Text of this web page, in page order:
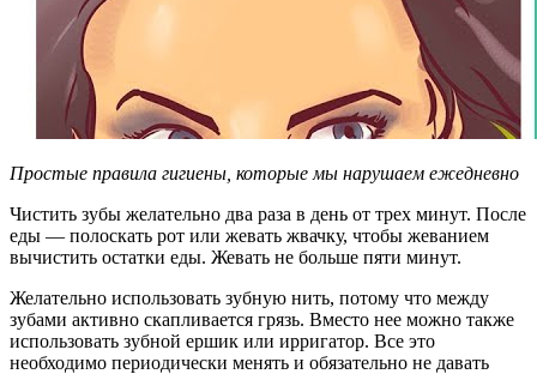
Простые правила гигиены, которые мы нарушаем ежедневно
Чистить зубы желательно два раза в день от трех минут. После
еды ― полоскать рот или жевать жвачку, чтобы жеванием
вычистить остатки еды. Жевать не больше пяти минут.
Желательно использовать зубную нить, потому что между
зубами активно скапливается грязь. Вместо нее можно также
использовать зубной ершик или ирригатор. Все это
необходимо периодически менять и обязательно не давать